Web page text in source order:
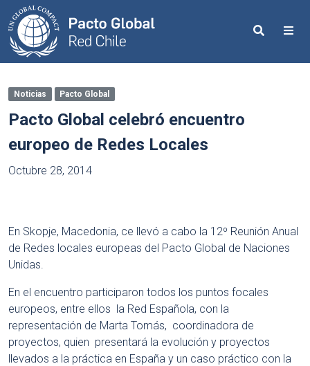
Search
Noticias Pacto Global
Pacto Global celebró encuentro
europeo de Redes Locales
Octubre 28, 2014
En Skopje, Macedonia, ce llevó a cabo la 12º Reunión Anual
de Redes locales europeas del Pacto Global de Naciones
Unidas.
En el encuentro participaron todos los puntos focales
europeos, entre ellos la Red Española, con la
representación de Marta Tomás, coordinadora de
proyectos, quien presentará la evolución y proyectos
llevados a la práctica en España y un caso práctico con la